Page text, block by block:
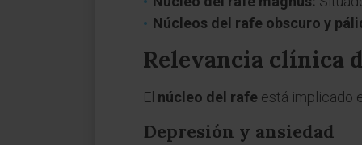
Núcleos del rafe obscuro y
Relevancia clínica
El núcleo del rafe está implicado
Depresión y ansiedad